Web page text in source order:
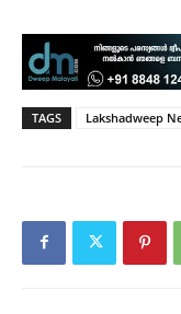
TAGS Lakshadweep